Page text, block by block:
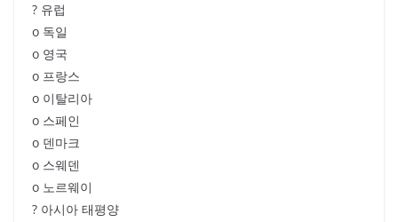
? 유럽
o 독일
o 영국
o 프랑스
o 이탈리아
o 스페인
o 덴마크
o 스웨덴
o 노르웨이
? 아시아 태평양